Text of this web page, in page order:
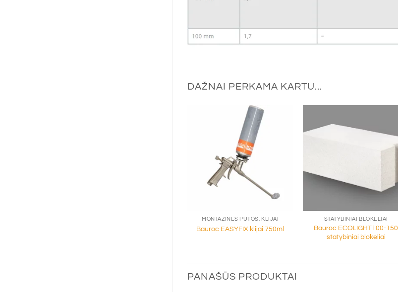
DAŽNAI PERKAMA KARTU...
MONTAŽINĖS PUTOS, KLIJAI
Bauroc EASYFIX klijai 750ml
STATYBINIAI BLOKELIAI
Bauroc ECOLIGHT100-150
statybiniai blokeliai
PANAŠŪS PRODUKTAI